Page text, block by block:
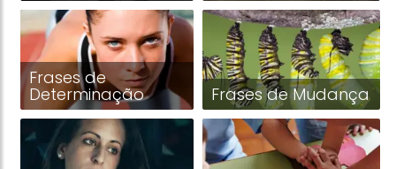
Frases de
Determinação Frases de Mudança